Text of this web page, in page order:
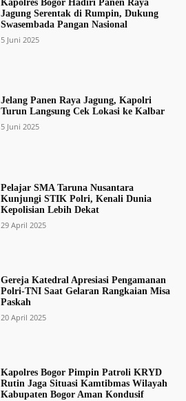
Kapolres Bogor Hadiri Panen Raya
Jagung Serentak di Rumpin, Dukung
Swasembada Pangan Nasional
5 Juni 2025
Jelang Panen Raya Jagung, Kapolri
Turun Langsung Cek Lokasi ke Kalbar
5 Juni 2025
Pelajar SMA Taruna Nusantara
Kunjungi STIK Polri, Kenali Dunia
Kepolisian Lebih Dekat
29 April 2025
Gereja Katedral Apresiasi Pengamanan
Polri-TNI Saat Gelaran Rangkaian Misa
Paskah
20 April 2025
Kapolres Bogor Pimpin Patroli KRYD
Rutin Jaga Situasi Kamtibmas Wilayah
Kabupaten Bogor Aman Kondusif